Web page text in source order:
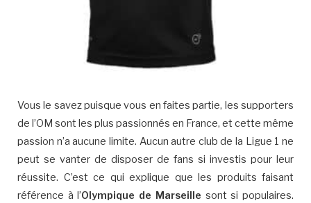
Vous le savez puisque vous en faites partie, les supporters
de l’OM sont les plus passionnés en France, et cette même
passion n’a aucune limite. Aucun autre club de la Ligue 1 ne
peut se vanter de disposer de fans si investis pour leur
réussite. C’est ce qui explique que les produits faisant
référence à l’Olympique de Marseille sont si populaires.